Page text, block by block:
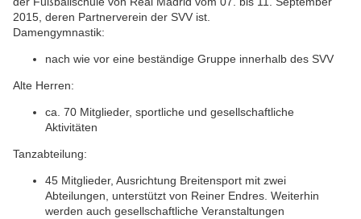
2015, deren Partnerverein der SVV ist.
Damengymnastik:
nach wie vor eine beständige Gruppe innerhalb des SVV
Alte Herren:
ca. 70 Mitglieder, sportliche und gesellschaftliche
Aktivitäten
Tanzabteilung:
45 Mitglieder, Ausrichtung Breitensport mit zwei
Abteilungen, unterstützt von Reiner Endres. Weiterhin
werden auch gesellschaftliche Veranstaltungen